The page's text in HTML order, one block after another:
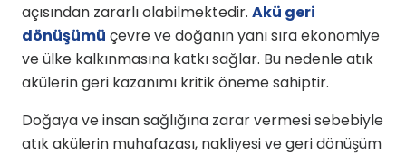
açısından zararlı olabilmektedir. Akü geri
dönüşümü çevre ve doğanın yanı sıra ekonomiye
ve ülke kalkınmasına katkı sağlar. Bu nedenle atık
akülerin geri kazanımı kritik öneme sahiptir.
Doğaya ve insan sağlığına zarar vermesi sebebiyle
atık akülerin muhafazası, nakliyesi ve geri dönüşüm